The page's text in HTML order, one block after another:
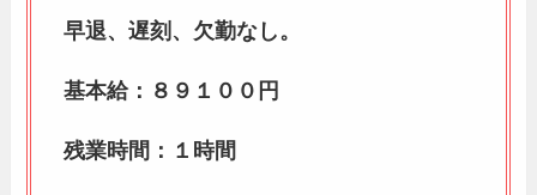
早退、遅刻、欠勤なし。
基本給：８９１００円
残業時間：１時間